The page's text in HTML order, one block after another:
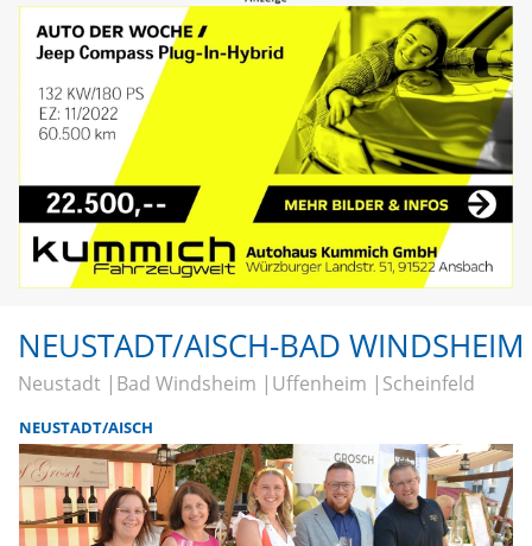
NEUSTADT/AISCH-BAD WINDSHEIM
Neustadt Bad Windsheim Uffenheim Scheinfeld
NEUSTADT/AISCH